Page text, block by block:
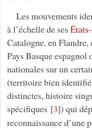
Les mouvements
à l’échelle de ses
Catalogne, en
Pays Basque espagnol
nationales sur un
(territoire bien
distinctes, histoire
spécifiques [3]) qui
reconnaissance d’une